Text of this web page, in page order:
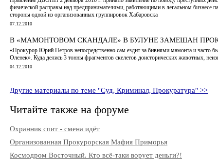
физической расправы над предпринимателями, работающими в легальном бизнесе
стороны одной из организованных группировок Хабаровска
07.12.2010
В «МАМОНТОВОМ СКАНДАЛЕ» В БУЛУНЕ ЗАМЕШАН
«Прокурор Юрий Петров непосредственно сам ездит за бивнями мамонта и часто
Оленек». Куда делись 3 тонны фрагментов скелетов доисторических животных,
04.12.2010
Другие материалы по теме "Суд, Криминал, Прокуратура" >>
Читайте также на форуме
Охранник спит - смена идёт
Организованная Прокурорская Мафия Приморья
Космодром Восточный. Кто всё-таки ворует деньги?!